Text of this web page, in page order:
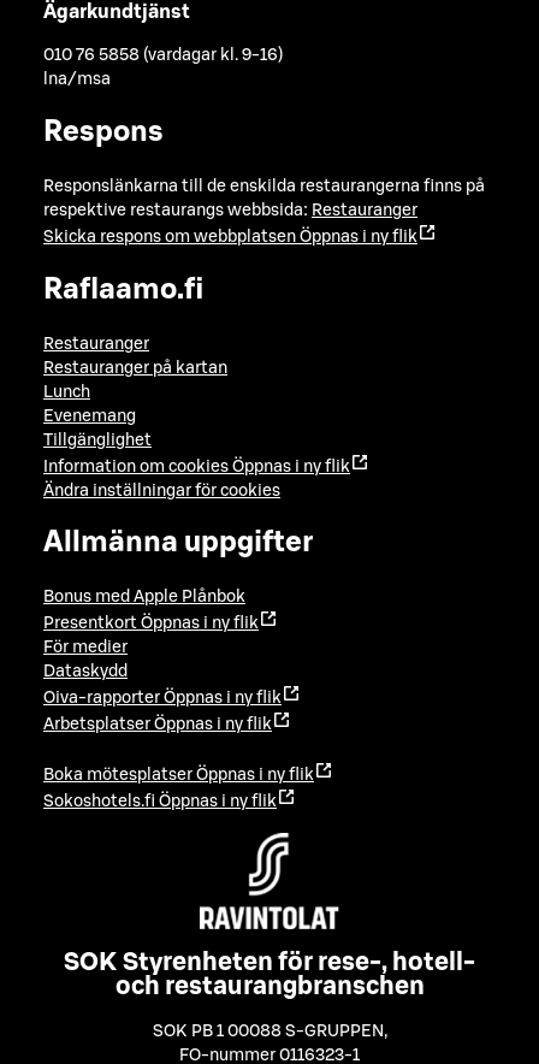
Ägarkundtjänst
010 76 5858 (vardagar kl. 9-16)
lna/msa
Respons
Responslänkarna till de enskilda restaurangerna finns på
respektive restaurangs webbsida: Restauranger
Skicka respons om webbplatsen Öppnas i ny flik
Raflaamo.fi
Restauranger
Restauranger på kartan
Lunch
Evenemang
Tillgänglighet
Information om cookies Öppnas i ny flik
Ändra inställningar för cookies
Allmänna uppgifter
Bonus med Apple Plånbok
Presentkort Öppnas i ny flik
För medier
Dataskydd
Oiva-rapporter Öppnas i ny flik
Arbetsplatser Öppnas i ny flik
Boka mötesplatser Öppnas i ny flik
Sokoshotels.fi Öppnas i ny flik
SOK Styrenheten för rese-, hotell-
och restaurangbranschen
SOK PB 1 00088 S-GRUPPEN ,
FO-nummer 0116323-1